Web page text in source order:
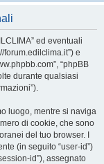
ed eventuali
forum.edilclima.it”) e
“phpBB
durante qualsiasi
luogo, mentre si naviga
di cookie, che sono
del tuo browser. I
(in seguito “user-id”)
id”), assegnato